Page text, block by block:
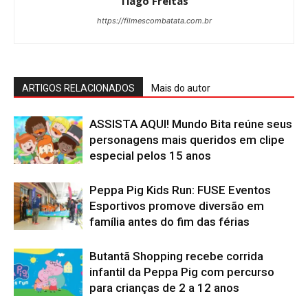
https://filmescombatata.com.br
ARTIGOS RELACIONADOS Mais do autor
ASSISTA AQUI! Mundo Bita reúne seus
personagens mais queridos em clipe
especial pelos 15 anos
Peppa Pig Kids Run: FUSE Eventos
Esportivos promove diversão em
família antes do fim das férias
Butantã Shopping recebe corrida
infantil da Peppa Pig com percurso
para crianças de 2 a 12 anos